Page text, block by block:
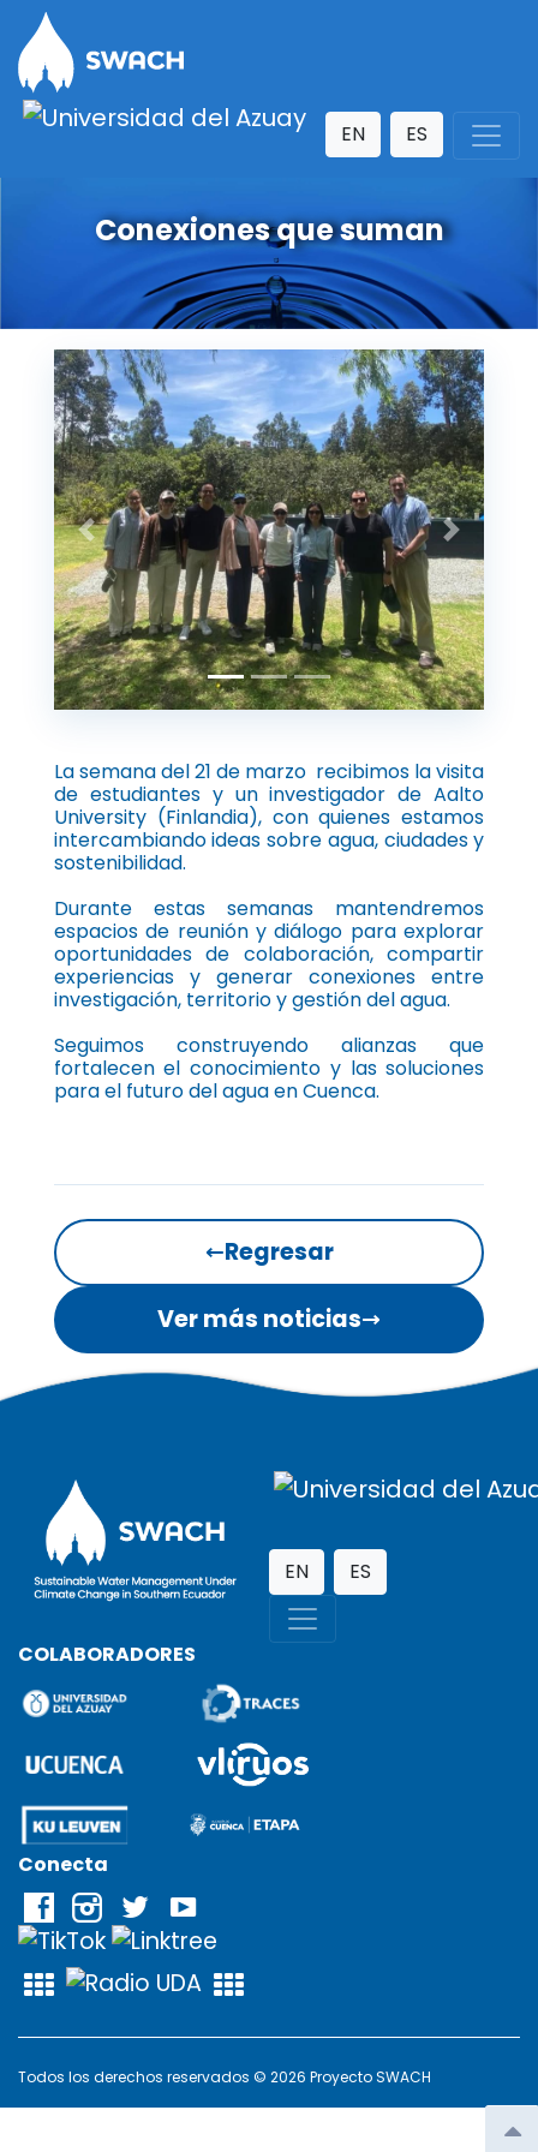
EN ES
Conexiones que suman
Anterior
La semana del 21 de marzo recibimos la visita
de estudiantes y un investigador de Aalto
University (Finlandia), con quienes estamos
intercambiando ideas sobre agua, ciudades y
sostenibilidad.
Durante estas semanas mantendremos
espacios de reunión y diálogo para explorar
oportunidades de colaboración, compartir
experiencias y generar conexiones entre
investigación, territorio y gestión del agua.
Seguimos construyendo alianzas que
fortalecen el conocimiento y las soluciones
para el futuro del agua en Cuenca.
←Regresar
Ver más noticias→
EN ES
COLABORADORES
Conecta
Todos los derechos reservados © 2026 Proyecto SWACH